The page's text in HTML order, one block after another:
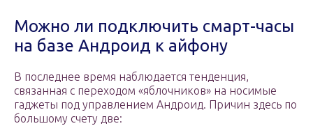
Можно ли подключить смарт-часы
на базе Андроид к айфону
В последнее время наблюдается тенденция,
связанная с переходом «яблочников» на носимые
гаджеты под управлением Андроид. Причин здесь по
большому счету две: